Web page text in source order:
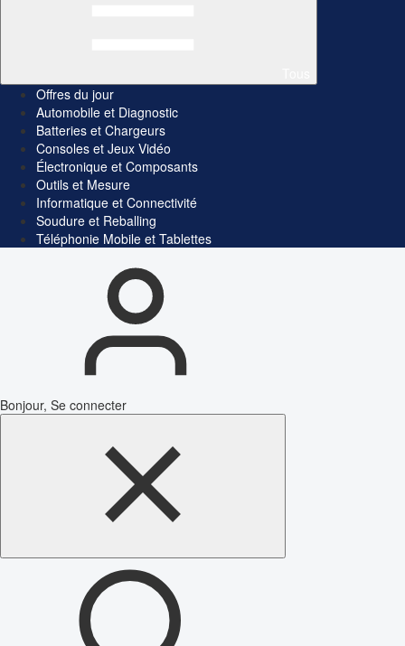
Offres du jour
Automobile et Diagnostic
Batteries et Chargeurs
Consoles et Jeux Vidéo
Électronique et Composants
Outils et Mesure
Informatique et Connectivité
Soudure et Reballing
Téléphonie Mobile et Tablettes
Bonjour, Se connecter